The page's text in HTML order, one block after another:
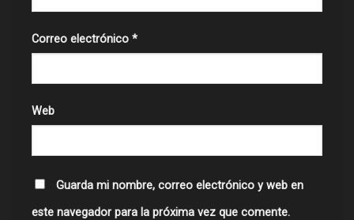
Correo electrónico *
Web
Guarda mi nombre, correo electrónico y web en
este navegador para la próxima vez que comente.